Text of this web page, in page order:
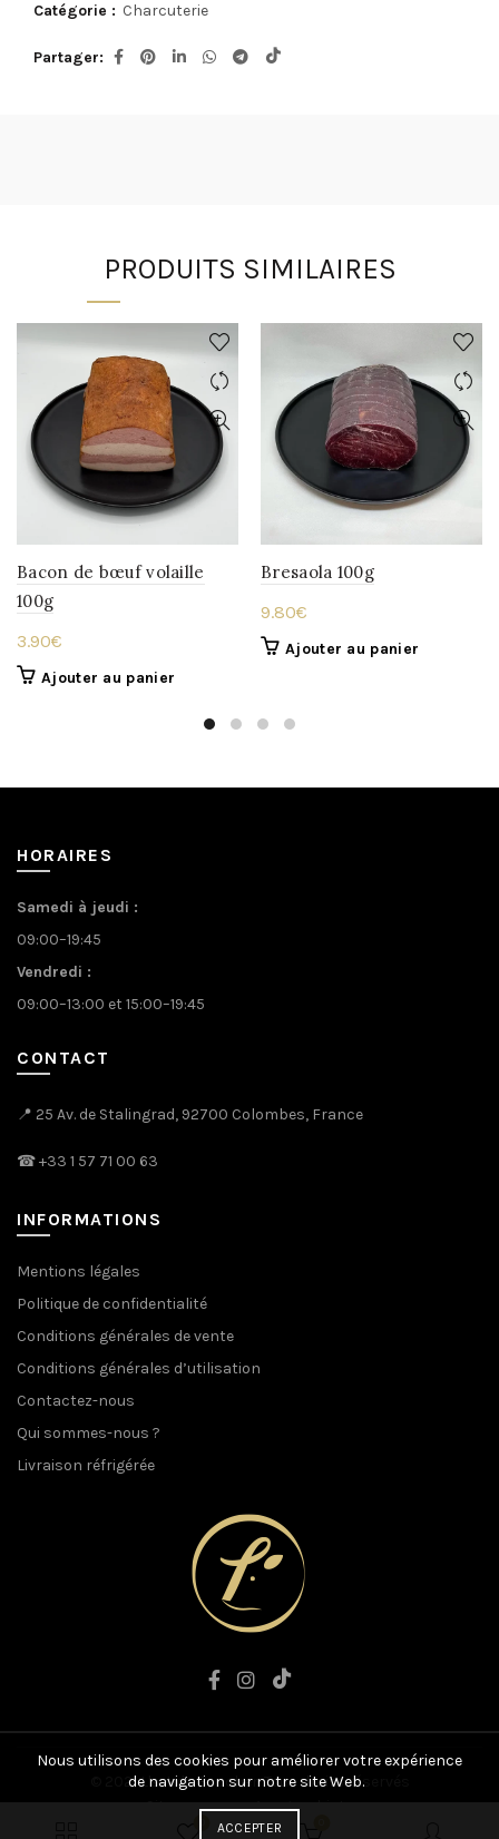
Catégorie : Charcuterie
Partager
PRODUITS SIMILAIRES
Bacon de bœuf volaille
100g
3.90€
Ajouter au panier
Bresaola 100g
9.80€
Ajouter au panier
HORAIRES
Samedi à jeudi :
09:00–19:45
Vendredi :
09:00–13:00 et 15:00–19:45
CONTACT
📍 25 Av. de Stalingrad, 92700 Colombes, France
☎+33 1 57 71 00 63
INFORMATIONS
Mentions légales
Politique de confidentialité
Conditions générales de vente
Conditions générales d’utilisation
Contactez-nous
Qui sommes-nous ?
Livraison réfrigérée
© 2021 L'art du Boucher. Tous droits réservés
Site conçu parAnographiste
Nous utilisons des cookies pour améliorer votre expérience
de navigation sur notre site Web.
ACCEPTER